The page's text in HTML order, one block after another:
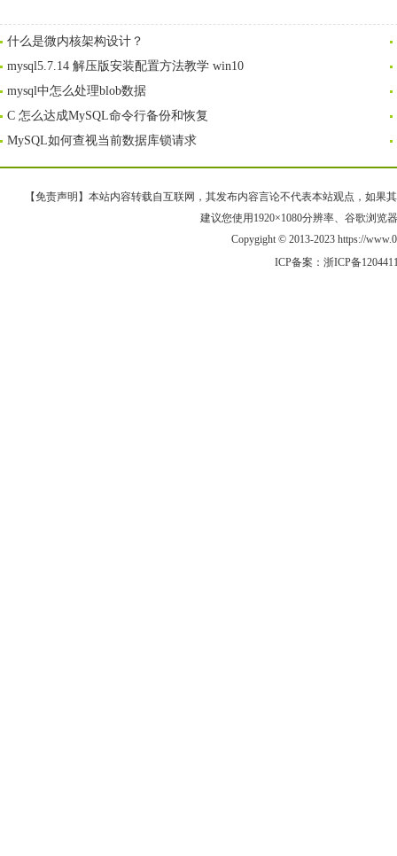
什么是微内核架构设计？
mysql5.7.14 解压版安装配置方法教学 win10
mysql中怎么处理blob数据
C 怎么达成MySQL命令行备份和恢复
MySQL如何查视当前数据库锁请求
【免责声明】本站内容转载自互联网，其发布内容言论不代表本站观点，如果
建议您使用1920×1080分辨率、谷歌浏览
Copygight © 2013-2023 https://
ICP备案： 浙ICP备